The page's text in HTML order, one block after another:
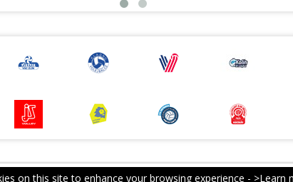
on this site to enhance your browsing experience - >Learn